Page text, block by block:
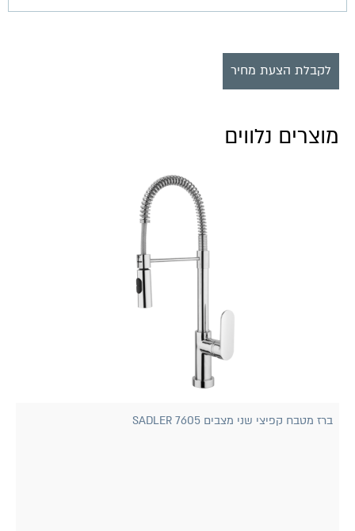
לקבלת הצעת מחיר
מוצרים נלווים
ברז מטבח קפיצי שני מצבים 7605 SADLER